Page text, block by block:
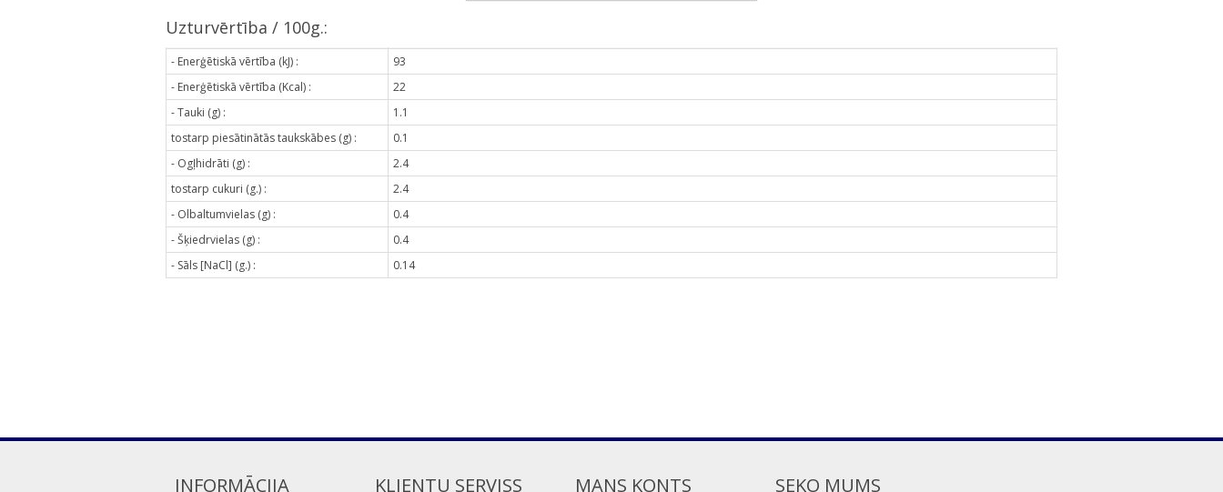
Uzturvērtība / 100g.:
- Enerģētiskā vērtība (kJ) :
93
- Enerģētiskā vērtība (Kcal) :
22
- Tauki (g) :
1.1
tostarp piesātinātās taukskābes (g) :
0.1
- Ogļhidrāti (g) :
2.4
tostarp cukuri (g.) :
2.4
- Olbaltumvielas (g) :
0.4
- Šķiedrvielas (g) :
0.4
- Sāls [NaCl] (g.) :
0.14
INFORMĀCIJA KLIENTU SERVISS MANS KONTS SEKO MUMS